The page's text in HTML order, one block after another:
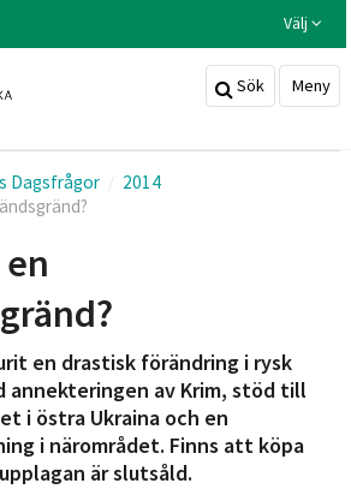
Välj
Sök Meny
Dagsfrågor
2014
en drastisk förändring i rysk
annekteringen av Krim, stöd till
i östra Ukraina och en
i närområdet. Finns att köpa
är slutsåld.